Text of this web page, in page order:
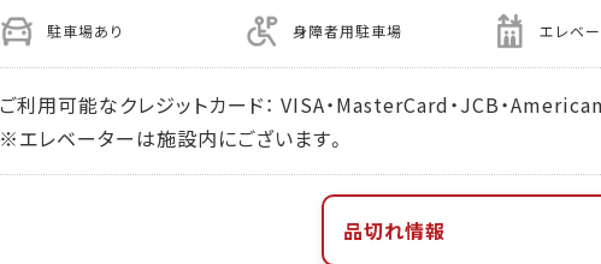
駐車場あり 身障者用駐車場 エレベ
ご利用可能なクレジットカード： VISA・MasterCard・JCB・
※エレベーターは施設内にございます。
品切れ情報